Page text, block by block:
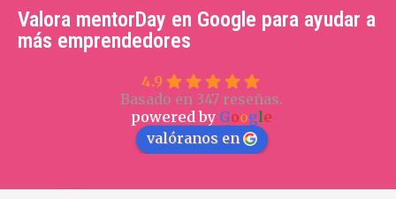
Valora mentorDay en Google para ayudar a
más emprendedores
4.9
Basado en 347 reseñas.
powered by Google
valóranos en